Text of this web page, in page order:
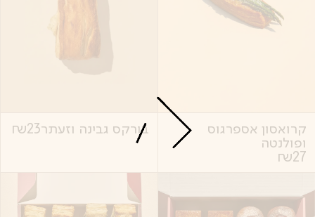
קרואסון אספרגוס
ופולנטה
27
₪
בורקס גבינה וזעתר23
₪